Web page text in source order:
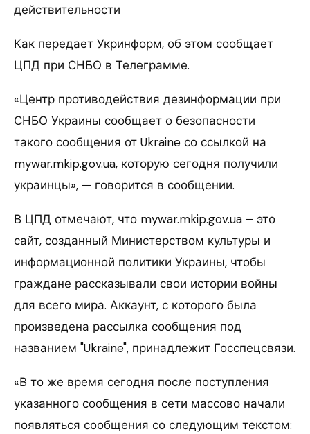
действительности
Как передает Укринформ, об этом сообщает
ЦПД при СНБО в Телеграмме.
«Центр противодействия дезинформации при
СНБО Украины сообщает о безопасности
такого сообщения от Ukraine со ссылкой на
mywar.mkip.gov.ua, которую сегодня получили
украинцы», — говорится в сообщении.
В ЦПД отмечают, что mywar.mkip.gov.ua – это
сайт, созданный Министерством культуры и
информационной политики Украины, чтобы
граждане рассказывали свои истории войны
для всего мира. Аккаунт, с которого была
произведена рассылка сообщения под
названием "Ukraine", принадлежит Госспецсвязи.
«В то же время сегодня после поступления
указанного сообщения в сети массово начали
появляться сообщения со следующим текстом: